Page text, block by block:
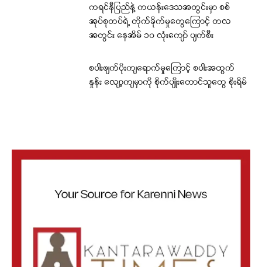
ကရင်နီပြည်နဲ့ ကယန်းဒေသအတွင်းမှာ စစ်
အုပ်စုတပ်ရဲ့ တိုက်ခိုက်မှုတွေကြောင့် တလ
အတွင်း နေအိမ် ၁၀ လုံးကျော် ပျက်စီး
စပါးဖျက်ပိုးကျရောက်မှုကြောင့် စပါးအထွက်
နှုန်း လျော့ကျမှာကို စိုက်ပျိုးတောင်သူတွေ စိုးရိမ်